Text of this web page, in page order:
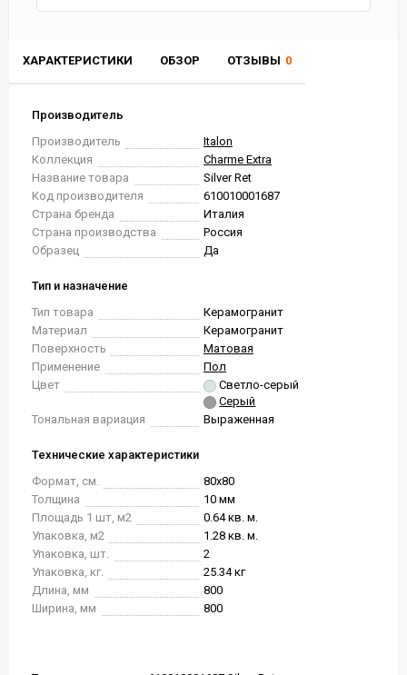
ХАРАКТЕРИСТИКИ ОБЗОР ОТЗЫВЫ 0
Производитель
Производитель
Italon
Коллекция
Charme Extra
Название товара
Silver Ret
Код производителя
610010001687
Страна бренда
Италия
Страна производства
Россия
Образец
Да
Тип и назначение
Тип товара
Керамогранит
Материал
Керамогранит
Поверхность
Матовая
Применение
Пол
Цвет
Светло-серый
Серый
Тональная вариация
Выраженная
Технические характеристики
Формат, см.
80x80
Толщина
10 мм
Площадь 1 шт, м2
0.64 кв. м.
Упаковка, м2
1.28 кв. м.
Упаковка, шт.
2
Упаковка, кг.
25.34 кг
Длина, мм
800
Ширина, мм
800